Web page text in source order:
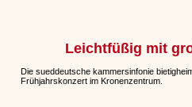
Leichtfüßig mit
Die sueddeutsche kammersinfonie
Frühjahrskonzert im Kronenzentrum.